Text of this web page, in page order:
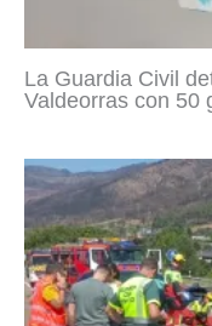
La Guardia Civil
Valdeorras con 50